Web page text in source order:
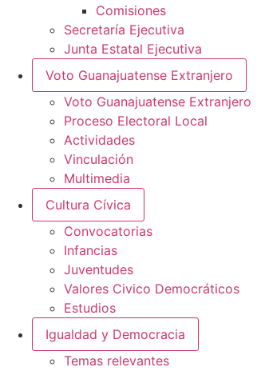
Comisiones
Secretaría Ejecutiva
Junta Estatal Ejecutiva
Voto Guanajuatense Extranjero
Voto Guanajuatense Extranjero
Proceso Electoral Local
Actividades
Vinculación
Multimedia
Cultura Cívica
Convocatorias
Infancias
Juventudes
Valores Civico Democráticos
Estudios
Igualdad y Democracia
Temas relevantes